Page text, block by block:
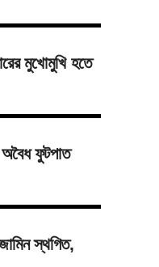
মুখোমুখি হতে
অবৈধ ফুটপাত
স্থগিত,